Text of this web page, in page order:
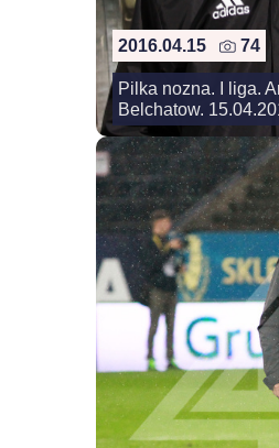
2016.04.15 74
Pilka nozna. I liga.
Belchatow.